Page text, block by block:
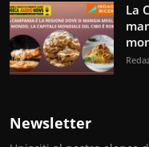
La
Newsletter